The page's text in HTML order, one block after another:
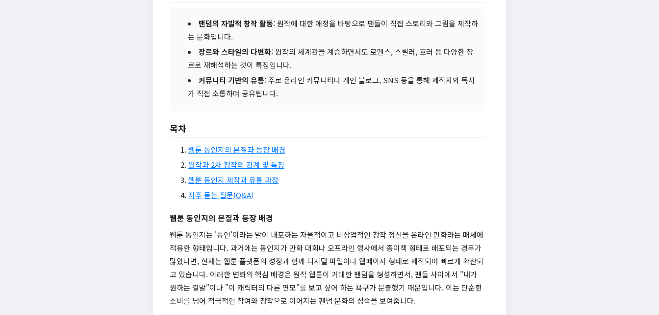
팬덤의 자발적 창작 활동: 원작에 대한 애정을 바탕으로 팬들이 직접 스토리와 그림을 제작하
는 문화입니다.
장르와 스타일의 다변화: 원작의 세계관을 계승하면서도 로맨스, 스릴러, 호러 등 다양한 장
르로 재해석하는 것이 특징입니다.
커뮤니티 기반의 유통: 주로 온라인 커뮤니티나 개인 블로그, SNS 등을 통해 제작자와 독자
가 직접 소통하며 공유됩니다.
목차
웹툰 동인지의 본질과 등장 배경
원작과 2차 창작의 관계 및 특징
웹툰 동인지 제작과 유통 과정
자주 묻는 질문(Q&A)
웹툰 동인지의 본질과 등장 배경
웹툰 동인지는 '동인'이라는 말이 내포하는 자율적이고 비상업적인 창작 정신을 온라인 만화라는 매체에
적용한 형태입니다. 과거에는 동인지가 만화 대회나 오프라인 행사에서 종이책 형태로 배포되는 경우가
많았다면, 현재는 웹툰 플랫폼의 성장과 함께 디지털 파일이나 웹페이지 형태로 제작되어 빠르게 확산되
고 있습니다. 이러한 변화의 핵심 배경은 원작 웹툰이 거대한 팬덤을 형성하면서, 팬들 사이에서 "내가
원하는 결말"이나 "이 캐릭터의 다른 면모"를 보고 싶어 하는 욕구가 분출했기 때문입니다. 이는 단순한
소비를 넘어 적극적인 참여와 창작으로 이어지는 팬덤 문화의 성숙을 보여줍니다.